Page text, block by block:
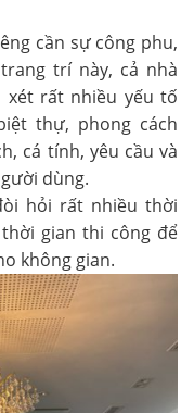
cần sự công phu,
trí này, cả nhà
xét rất nhiều yếu tố
thự, phong cách
cá tính, yêu cầu và
dùng.
hỏi rất nhiều thời
gian thi công để
không gian.